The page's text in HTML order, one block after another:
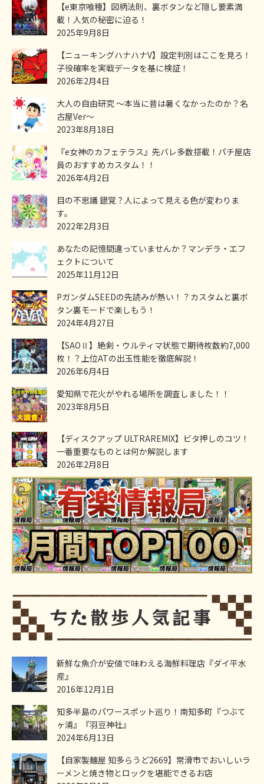
【e東京喰種】図柄法則、裏ボタンなど隠し要素満
載！人気の秘密に迫る！
2025年9月8日
【ニューキングハナハナV】設定判別はここを見ろ！
子役確率を実戦データを基に検証！
2026年2月4日
大人の自由研究 ～本当に昔は暑くなかったのか？名
古屋Ver～
2023年8月18日
『e女神のカフェテラス』先バレ多数搭載！パチ屋店
員のおすすめカスタム！！
2026年4月2日
目の不思議 錯覚？人によって見える色が変わりま
す。
2022年2月3日
あなたの記憶間違っていませんか？マンデラ・エフ
ェクトについて
2025年11月12日
PガンダムSEEDの先読みが熱い！？カスタムと裏ボ
タン裏モードで楽しもう！
2024年4月27日
【SAOⅡ】絶剣・ウルティマ状態で期待枚数約7,000
枚！？上位ATの出玉性能を徹底解説！
2026年6月4日
愛知県で花火がやれる場所を調査しました！！
2023年8月5日
【ディスクアップ ULTRAREMIX】ビタ押しのコツ！
一番重要なものとは何か解説します
2026年2月8日
新鮮な魚介が安値で味わえる海鮮料理店『ダイ平水
産』
2016年12月1日
知多半島のパワースポット巡り！南知多町『つぶて
ヶ浦』『羽豆神社』
2024年6月13日
【自家製麺屋 知多らうど2669】常滑市でおいしいラ
ーメンと焼き物とロックを堪能できるお店